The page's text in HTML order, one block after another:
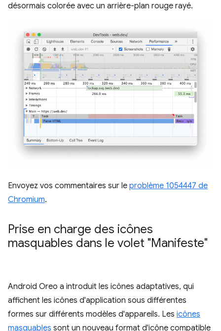
désormais colorée avec un arrière-plan rouge rayé.
Envoyez vos commentaires sur le problème 1054447 de
Chromium.
Prise en charge des icônes
masquables dans le volet "Manifeste"
Android Oreo a introduit les icônes adaptatives, qui
affichent les icônes d'application sous différentes
formes sur différents modèles d'appareils. Les icônes
masquables sont un nouveau format d'icône compatible